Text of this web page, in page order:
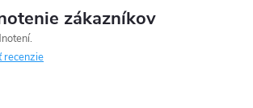
zákazníkov
recenzie